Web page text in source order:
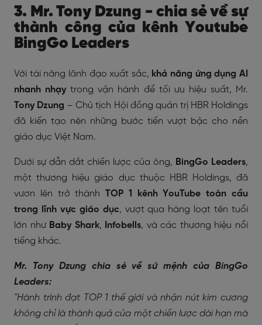
3. Mr. Tony Dzung - chia sẻ về sự
thành công của kênh Youtube
BingGo Leaders
Với tài năng lãnh đạo xuất sắc, khả năng ứng dụng AI
nhanh nhạy trong vận hành để tối ưu hiệu suất, Mr.
Tony Dzung – Chủ tịch Hội đồng quản trị HBR Holdings
đã kiến tạo nên những bước tiến vượt bậc cho nền
giáo dục Việt Nam.
Dưới sự dẫn dắt chiến lược của ông, BingGo Leaders,
một thương hiệu giáo dục thuộc HBR Holdings, đã
vươn lên trở thànhTOP 1 kênh YouTube toàn cầu
trong lĩnh vực giáo dục, vượt qua hàng loạt tên tuổi
lớn như Baby Shark, Infobells, và các thương hiệu nổi
tiếng khác.
Mr. Tony Dzung chia sẻ về sứ mệnh của BingGo
Leaders:
"Hành trình đạt TOP 1 thế giới và nhận nút kim cương
không chỉ là thành quả của một chiến lược dài hạn mà